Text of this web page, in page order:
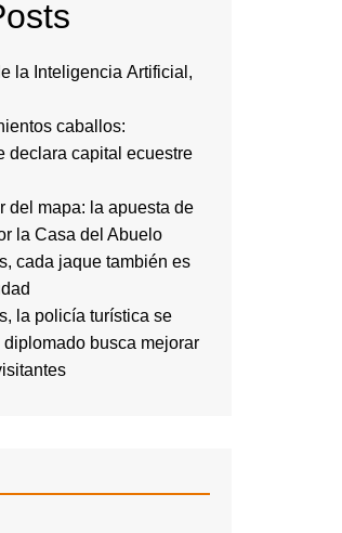
la Inteligencia Artificial,
caballos:
declara capital ecuestre
del mapa: la apuesta de
la Casa del Abuelo
cada jaque también es
la policía turística se
busca mejorar